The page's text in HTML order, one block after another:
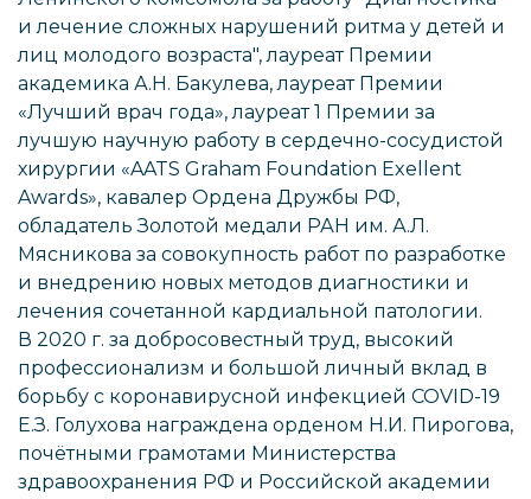
и лечение сложных нарушений ритма у детей и
лиц молодого возраста", лауреат Премии
академика А.Н. Бакулева, лауреат Премии
«Лучший врач года», лауреат 1 Премии за
лучшую научную работу в сердечно-сосудистой
хирургии «AATS Graham Foundation Exellent
Awards», кавалер Ордена Дружбы РФ,
обладатель Золотой медали РАН им. А.Л.
Мясникова за совокупность работ по разработке
и внедрению новых методов диагностики и
лечения сочетанной кардиальной патологии.
В 2020 г. за добросовестный труд, высокий
профессионализм и большой личный вклад в
борьбу с коронавирусной инфекцией COVID-19
Е.З. Голухова награждена орденом Н.И. Пирогова,
почётными грамотами Министерства
здравоохранения РФ и Российской академии